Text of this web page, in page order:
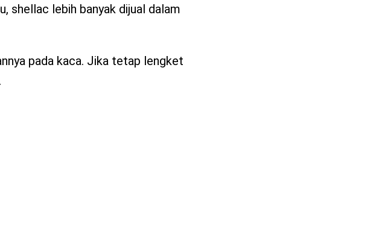
shellac lebih banyak dijual dalam
pada kaca. Jika tetap lengket